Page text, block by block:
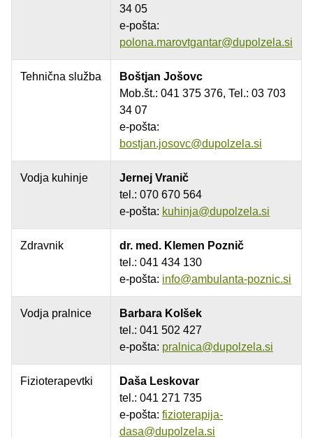
34 05
e-pošta:
polona.marovtgantar@dupolzela.si
Tehnična služba
Boštjan Jošovc
Mob.št.: 041 375 376, Tel.: 03 703
34 07
e-pošta:
bostjan.josovc@dupolzela.si
Vodja kuhinje
Jernej Vranič
tel.: 070 670 564
e-pošta: kuhinja@dupolzela.si
Zdravnik
dr. med. Klemen Poznič
tel.: 041 434 130
e-pošta: info@ambulanta-poznic.si
Vodja pralnice
Barbara Kolšek
tel.: 041 502 427
e-pošta: pralnica@dupolzela.si
Fizioterapevtki
Daša Leskovar
tel.: 041 271 735
e-pošta: fizioterapija-
dasa@dupolzela.si